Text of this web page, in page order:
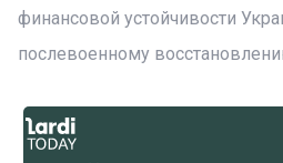
финансовой устойчивости
послевоенному